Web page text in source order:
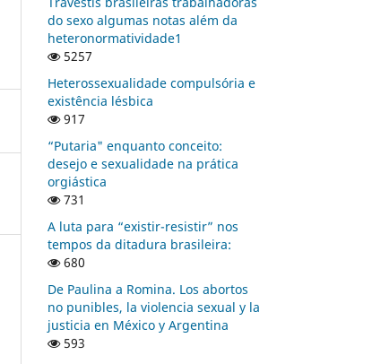
do sexo algumas notas além da
heteronormatividade1
5257
Heterossexualidade compulsória e
existência lésbica
917
“Putaria" enquanto conceito:
desejo e sexualidade na prática
orgiástica
731
A luta para “existir-resistir” nos
tempos da ditadura brasileira:
680
De Paulina a Romina. Los abortos
no punibles, la violencia sexual y la
justicia en México y Argentina
593